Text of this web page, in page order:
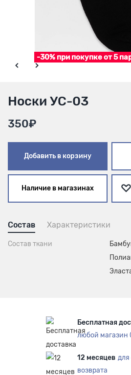
-30% при покупке от 5
Носки УС-03
350₽
Добавить в корзину
Наличие в магазинах
Состав Характеристики
Состав ткани
Бесплатная
любой магазин
12 месяцев
возврата